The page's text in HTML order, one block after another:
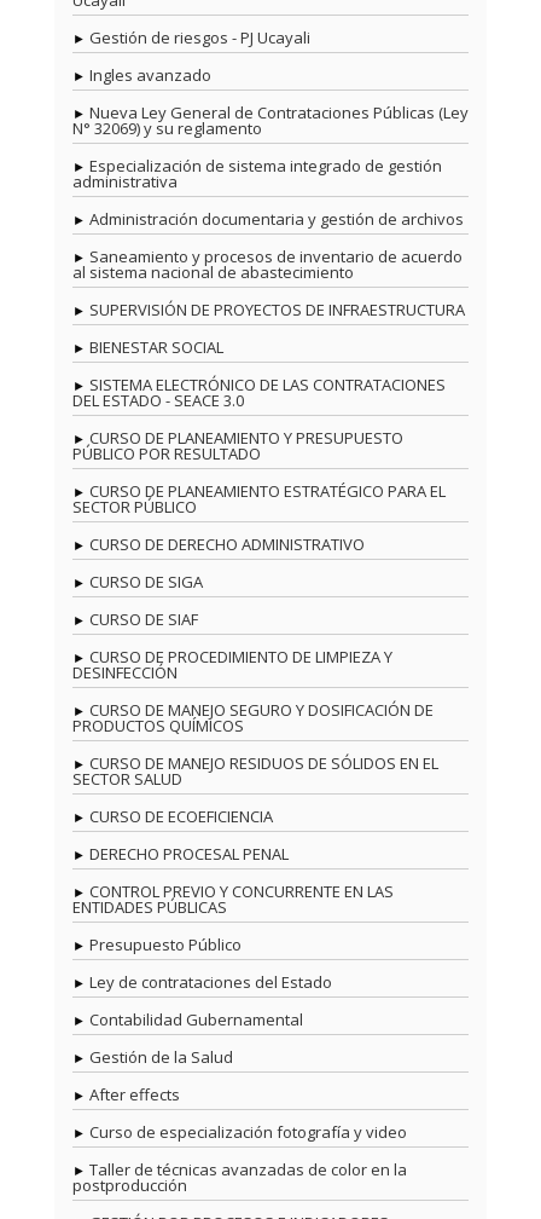
Gestión de riesgos - PJ Ucayali
Ingles avanzado
Nueva Ley General de Contrataciones Públicas (Ley
N° 32069) y su reglamento
Especialización de sistema integrado de gestión
administrativa
Administración documentaria y gestión de archivos
Saneamiento y procesos de inventario de acuerdo
al sistema nacional de abastecimiento
SUPERVISIÓN DE PROYECTOS DE INFRAESTRUCTURA
BIENESTAR SOCIAL
SISTEMA ELECTRÓNICO DE LAS CONTRATACIONES
DEL ESTADO - SEACE 3.0
CURSO DE PLANEAMIENTO Y PRESUPUESTO
PÚBLICO POR RESULTADO
CURSO DE PLANEAMIENTO ESTRATÉGICO PARA EL
SECTOR PÚBLICO
CURSO DE DERECHO ADMINISTRATIVO
CURSO DE SIGA
CURSO DE SIAF
CURSO DE PROCEDIMIENTO DE LIMPIEZA Y
DESINFECCIÓN
CURSO DE MANEJO SEGURO Y DOSIFICACIÓN DE
PRODUCTOS QUÍMICOS
CURSO DE MANEJO RESIDUOS DE SÓLIDOS EN EL
SECTOR SALUD
CURSO DE ECOEFICIENCIA
DERECHO PROCESAL PENAL
CONTROL PREVIO Y CONCURRENTE EN LAS
ENTIDADES PÚBLICAS
Presupuesto Público
Ley de contrataciones del Estado
Contabilidad Gubernamental
Gestión de la Salud
After effects
Curso de especialización fotografía y video
Taller de técnicas avanzadas de color en la
postproducción